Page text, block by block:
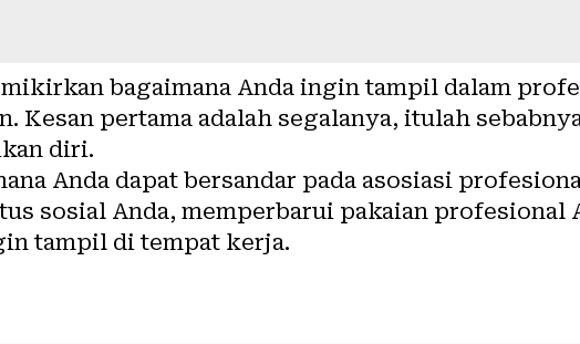
bagaimana Anda ingin tampil dalam
Kesan pertama adalah segalanya, itulah
diri.
Anda dapat bersandar pada asosiasi
sosial Anda, memperbarui pakaian profesional
tampil di tempat kerja.